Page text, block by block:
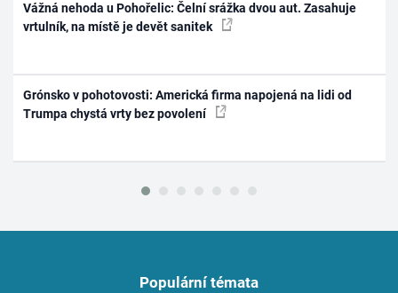
Vážná nehoda u Pohořelic: Čelní srážka dvou aut. Zasahuje
vrtulník, na místě je devět sanitek
Grónsko v pohotovosti: Americká firma napojená na lidi od
Trumpa chystá vrty bez povolení
Populární témata